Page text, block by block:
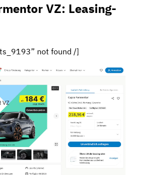
VZ: Leasing-
not found /]